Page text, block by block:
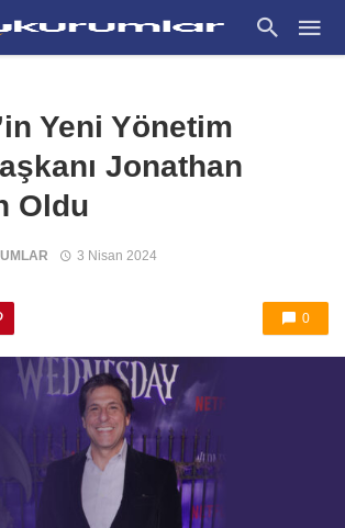
Yeni Yönetim
Jonathan
Oldu
3 Nisan 2024
0